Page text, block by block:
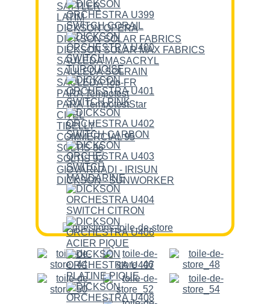
SATTLER
LATIM
DICKSON OPERA
DICKSON SOLAR FABRICS
DICKSON SOLAR MAX FABRICS
SAULEDA MASACRYL
SAULEDA SOLRAIN
SAULEDA Top-FR
PARA Tempotest
PARA TempotestStar
CITEL
TIBELLY
COMMERCIAL 95
SOLTIS 86
SOLTIS 92
GIOVARNADI - IRISUN
DICKSON - SUNWORKER